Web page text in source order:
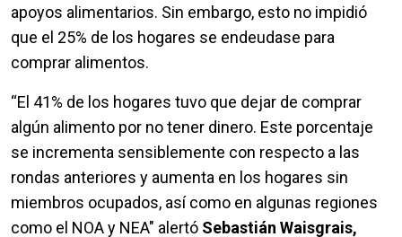
apoyos alimentarios. Sin embargo, esto no impidió
que el 25% de los hogares se endeudase para
comprar alimentos.
“El 41% de los hogares tuvo que dejar de comprar
algún alimento por no tener dinero. Este porcentaje
se incrementa sensiblemente con respecto a las
rondas anteriores y aumenta en los hogares sin
miembros ocupados, así como en algunas regiones
como el NOA y NEA" alertó Sebastián Waisgrais,